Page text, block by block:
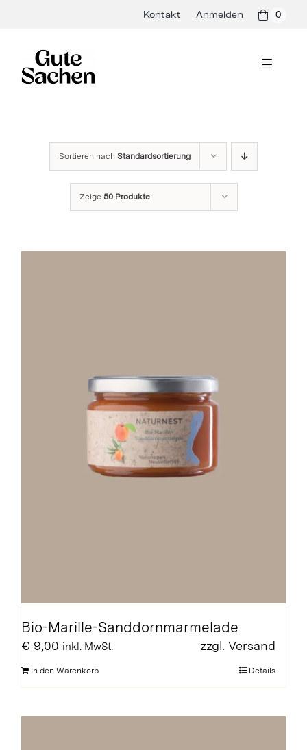
Kontakt Anmelden 0
Toggle
Hersteller
Sortieren nach Standardsortierung
Zeige 50 Produkte
Bio-Marille-Sanddornmarmelade
€ 9,00 inkl. MwSt. zzgl. Versand
In den Warenkorb Details